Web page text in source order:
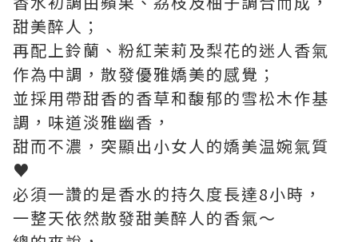
甜美醉人；
再配上鈴蘭、粉紅茉莉及梨花的迷人香氣
作為中調，散發優雅嬌美的感覺；
並採用帶甜香的香草和馥郁的雪松木作基
調，味道淡雅幽香，
甜而不濃，突顯出小女人的嬌美温婉氣質
♥
必須一讚的是香水的持久度長達8小時，
一整天依然散發甜美醉人的香氣～